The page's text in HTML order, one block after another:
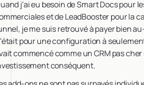
j'ai eu besoin de Smart Docs pour
et de LeadBooster pour la
je me suis retrouvé à payer bien
pour une configuration à
commencé comme un CRM pas
conséquent.